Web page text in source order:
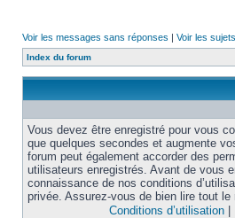
Voir les messages sans réponses | Voir les
Index du forum
Vous devez être enregistré pour vous
que quelques secondes et augmente
forum peut également accorder des
utilisateurs enregistrés. Avant de vous
connaissance de nos conditions
privée. Assurez-vous de bien lire tout le
Conditions d’utilisation